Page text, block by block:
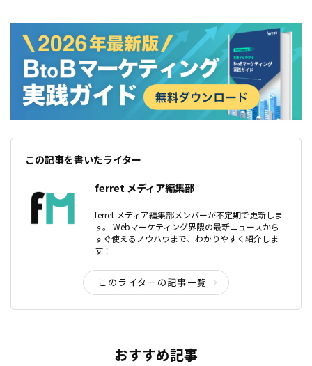
この記事を書いたライター
ferret メディア編集部
ferret メディア編集部メンバーが不定期で更新しま
す。 Webマーケティング界隈の最新ニュースから
すぐ使えるノウハウまで、わかりやすく紹介しま
す！
このライターの記事一覧
おすすめ記事